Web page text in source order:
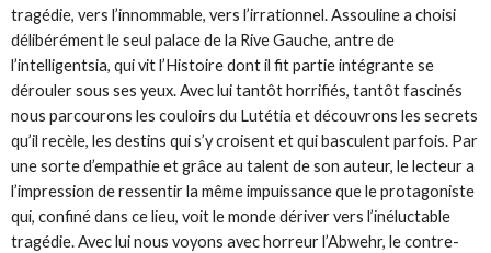
tragédie, vers l’innommable, vers l’irrationnel. Assouline a choisi
délibérément le seul palace de la Rive Gauche, antre de
l’intelligentsia, qui vit l’Histoire dont il fit partie intégrante se
dérouler sous ses yeux. Avec lui tantôt horrifiés, tantôt fascinés
nous parcourons les couloirs du Lutétia et découvrons les secrets
qu’il recèle, les destins qui s’y croisent et qui basculent parfois. Par
une sorte d’empathie et grâce au talent de son auteur, le lecteur a
l’impression de ressentir la même impuissance que le protagoniste
qui, confiné dans ce lieu, voit le monde dériver vers l’inéluctable
tragédie. Avec lui nous voyons avec horreur l’Abwehr, le contre-